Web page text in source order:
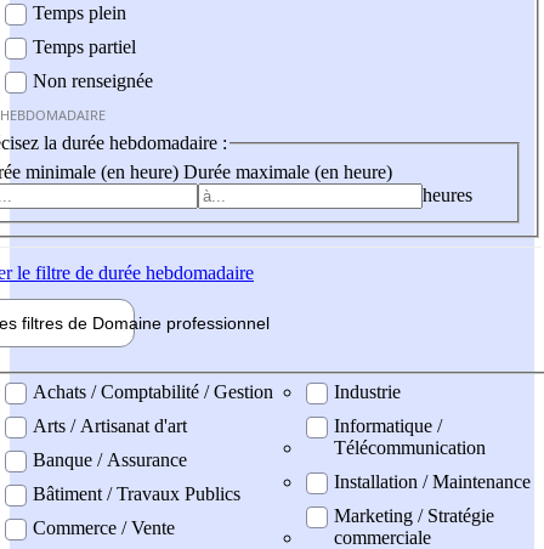
Temps plein
Temps partiel
Non renseignée
la durée hebdomadaire :
minimale (en heure) Durée maximale (en heure)
heures
le filtre de durée hebdomadaire
filtres de Domaine professionnel
professionel
Achats / Comptabilité / Gestion
Arts / Artisanat d'art
Banque / Assurance
Bâtiment / Travaux Publics
Commerce / Vente
Industrie
Informatique /
Télécommunication
Installation / Maintenance
Marketing / Stratégie
commerciale